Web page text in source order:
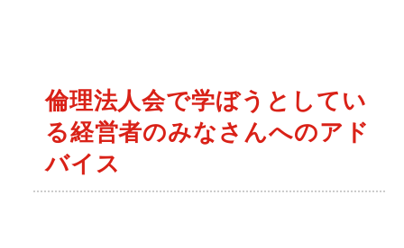
倫理法人会で学ぼうとしてい
る経営者のみなさんへのアド
バイス